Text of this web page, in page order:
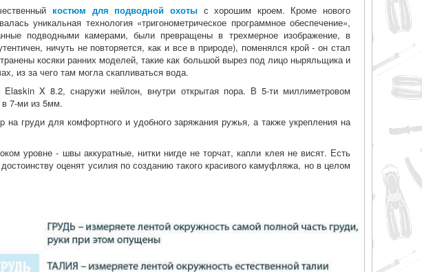
костюм для подводной охотыс хорошим кроем. Кроме нового
уникальная технология «тригонометрическое программное обеспечение»,
подводными камерами, были превращены в трехмерное изображение, в
ничуть не повторяется, как и все в природе), поменялся крой - он стал
косяки ранних моделей, такие как большой вырез под лицо ныряльщика и
из за чего там могла скапливаться вода.
Elaskin X 8.2, снаружи нейлон, внутри открытая пора. В 5-ти миллиметровом
в 7-ми из 5мм.
на груди для комфортного и удобного заряжания ружья, а также укрепления на
уровне - швы аккуратные, нитки нигде не торчат, капли клея не висят. Есть
оценят усилия по созданию такого красивого камуфляжа, но в целом